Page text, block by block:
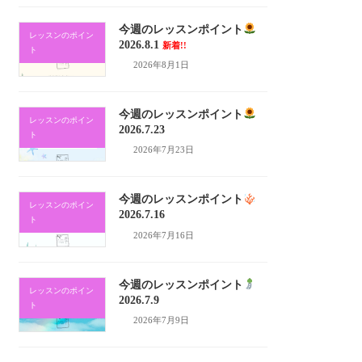
レッスンのポイン
ト
今週のレッスンポイント
2026.8.1 新着!!
2026年8月1日
レッスンのポイン
ト
今週のレッスンポイント
2026.7.23
2026年7月23日
レッスンのポイン
ト
今週のレッスンポイント
2026.7.16
2026年7月16日
レッスンのポイン
ト
今週のレッスンポイント
2026.7.9
2026年7月9日